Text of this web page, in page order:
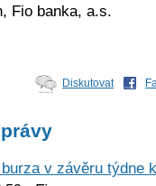
Fio banka, a.s.
Diskutovat
v závěru týdne